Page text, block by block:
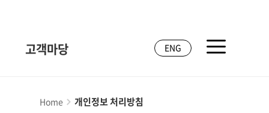
고객마당 ENG
Home 개인정보 처리방침